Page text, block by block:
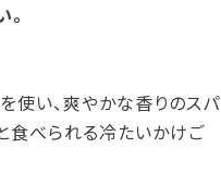
使い、爽やかな香りのスパ
食べられる冷たいかけご